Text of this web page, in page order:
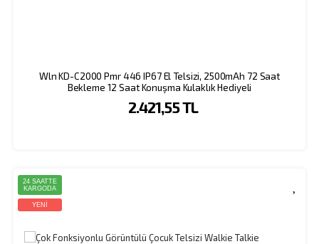
Wln KD-C2000 Pmr 446 IP67 El Telsizi, 2500mAh 72 Saat
Bekleme 12 Saat Konuşma Kulaklık Hediyeli
2.421,55 TL
24 SAATTE
KARGODA
YENİ